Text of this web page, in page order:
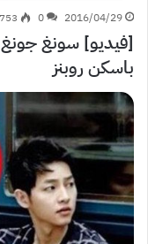
2016/04/29
0
[فيديو] سونغ جونغ
باسكن روبنز